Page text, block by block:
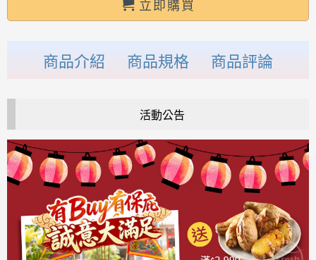
立即購買
商品介紹 商品規格 商品評論
活動公告